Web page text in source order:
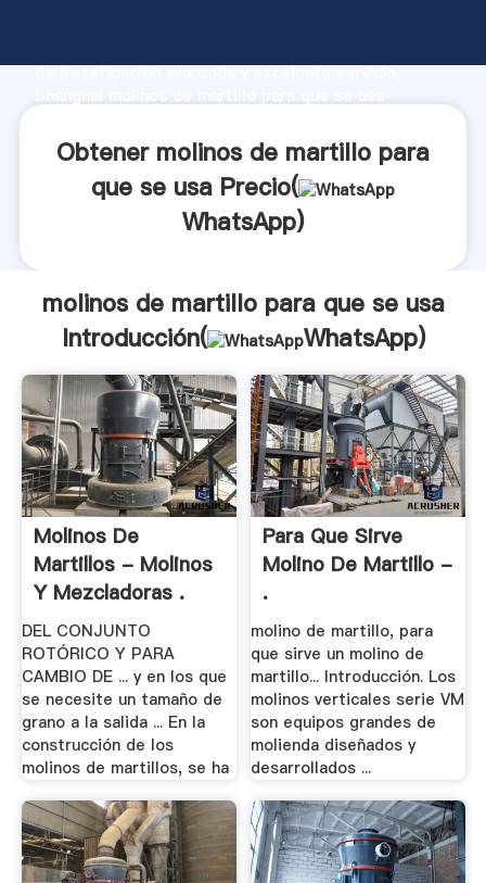
de investigación avanzada y excelente servicio,
clientes.
Obtener molinos de martillo para
que se usa Precio(
WhatsApp)
molinos de martillo para que se usa
Introducción(
WhatsApp)
Molinos De
Martillos - Molinos
Y Mezcladoras .
DEL CONJUNTO
ROTÓRICO Y PARA
CAMBIO DE ... y en los que
se necesite un tamaño de
grano a la salida ... En la
construcción de los
molinos de martillos, se ha
Para Que Sirve
Molino De Martillo -
.
molino de martillo, para
que sirve un molino de
martillo... Introducción. Los
molinos verticales serie VM
son equipos grandes de
molienda diseñados y
desarrollados ...